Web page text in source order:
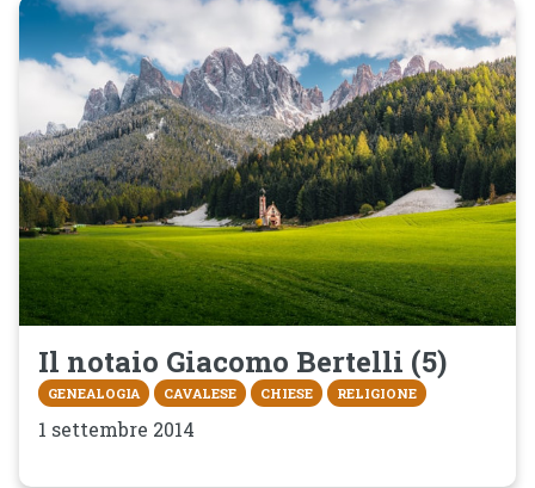
Il notaio Giacomo Bertelli (5)
GENEALOGIA CAVALESE CHIESE RELIGIONE
1 settembre 2014